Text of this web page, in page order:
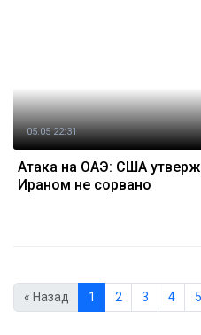
05.05 22:31
Атака на ОАЭ: США
Ираном не сорвано
« Назад 1 2 3 4 5